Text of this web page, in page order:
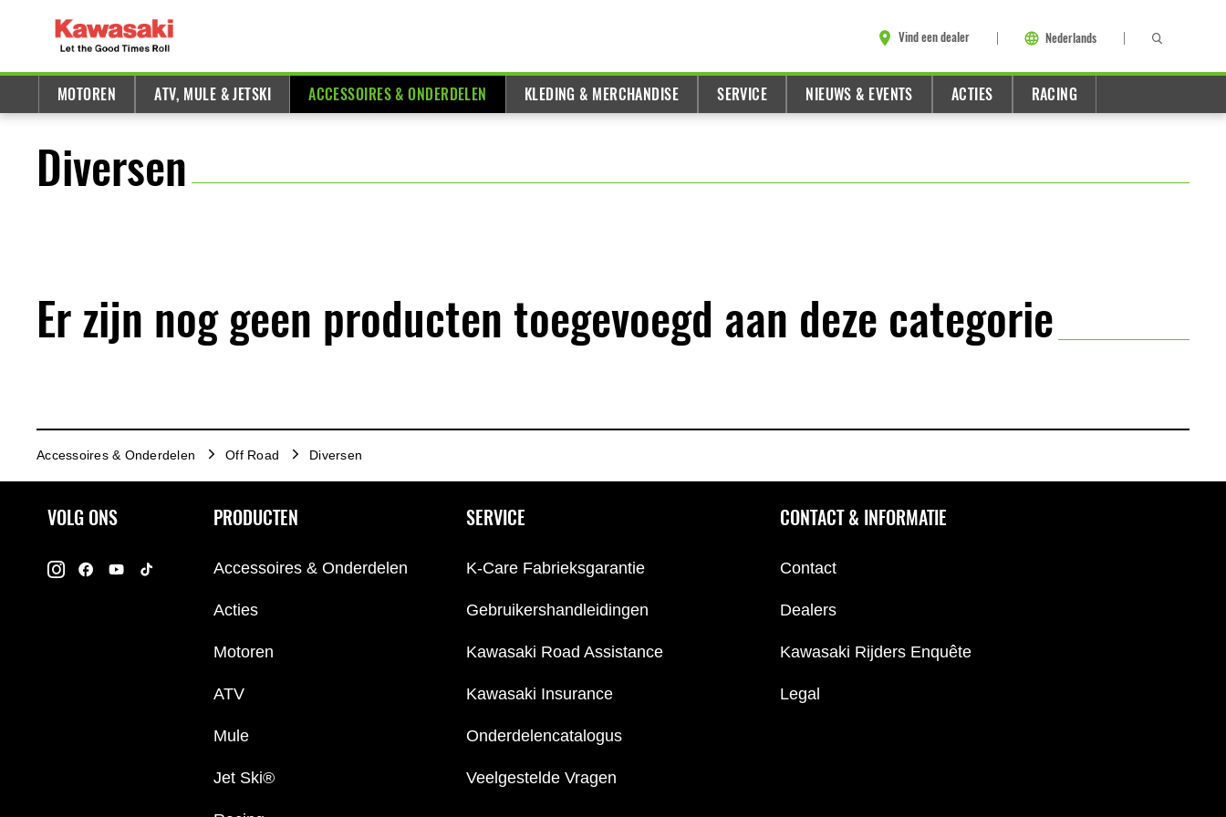
Vind een dealer Nederlands
MOTOREN ATV, MULE & JETSKI ACCESSOIRES & ONDERDELEN KLEDING & MERCHANDISE SERVICE NIEUWS & EVENTS ACTIES RACING
Diversen
Er zijn nog geen producten toegevoegd aan deze categorie
Accessoires & Onderdelen Off Road Diversen
VOLG ONS PRODUCTEN
Accessoires & Onderdelen
Acties
Motoren
ATV
Mule
Jet Ski®
SERVICE
K-Care Fabrieksgarantie
Gebruikershandleidingen
Kawasaki Road Assistance
Kawasaki Insurance
Onderdelencatalogus
Veelgestelde Vragen
CONTACT & INFORMATIE
Contact
Dealers
Kawasaki Rijders Enquête
Legal